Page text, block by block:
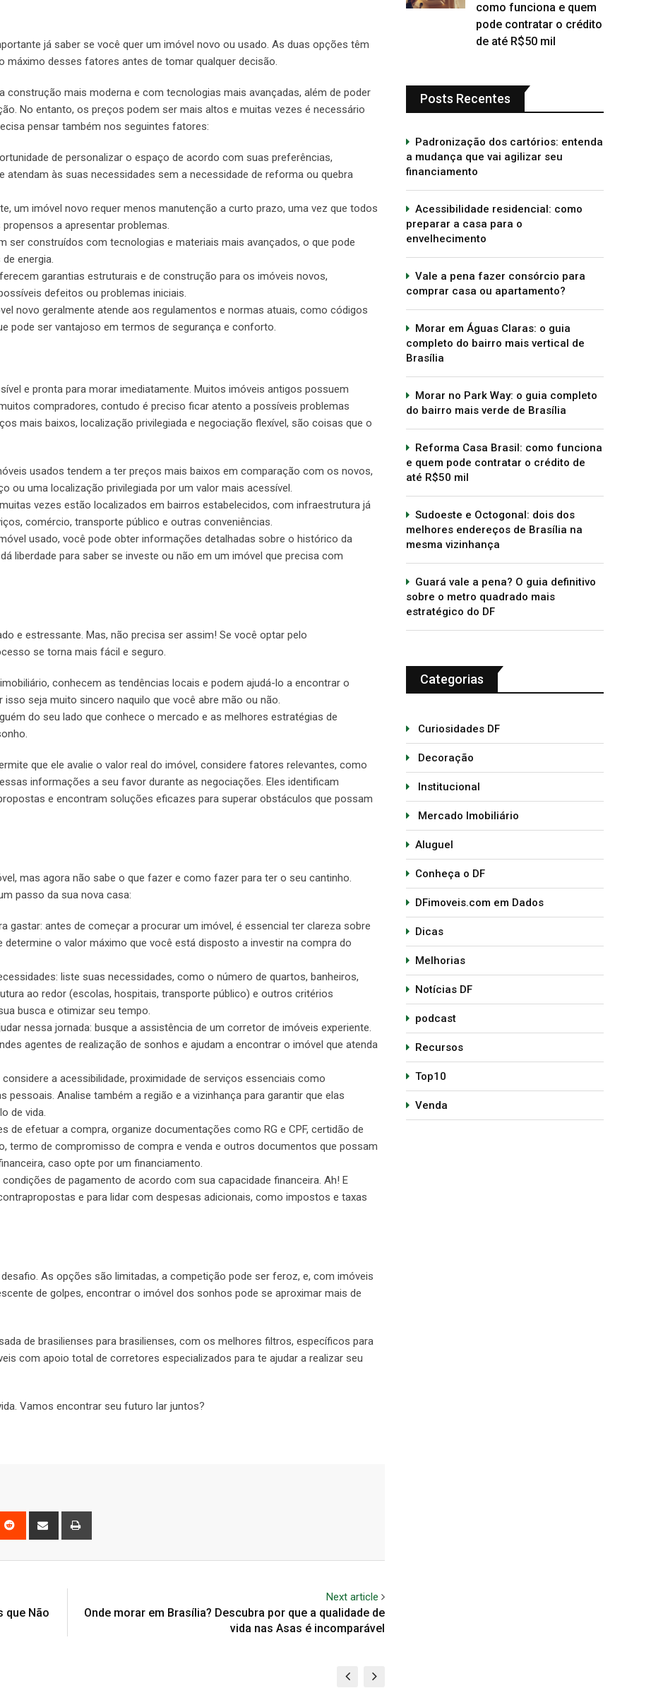
já saber se você quer um imóvel novo ou usado. As duas opções têm
máximo desses fatores antes de tomar qualquer decisão.
construção mais moderna e com tecnologias mais avançadas, além de poder
No entanto, os preços podem ser mais altos e muitas vezes é necessário
pensar também nos seguintes fatores:
de personalizar o espaço de acordo com suas preferências,
às suas necessidades sem a necessidade de reforma ou quebra
um imóvel novo requer menos manutenção a curto prazo, uma vez que todos
a apresentar problemas.
ser construídos com tecnologias e materiais mais avançados, o que pode
energia.
garantias estruturais e de construção para os imóveis novos,
defeitos ou problemas iniciais.
novo geralmente atende aos regulamentos e normas atuais, como códigos
pode ser vantajoso em termos de segurança e conforto.
e pronta para morar imediatamente. Muitos imóveis antigos possuem
compradores, contudo é preciso ficar atento a possíveis problemas
mais baixos, localização privilegiada e negociação flexível, são coisas que o
usados tendem a ter preços mais baixos em comparação com os novos,
ou uma localização privilegiada por um valor mais acessível.
vezes estão localizados em bairros estabelecidos, com infraestrutura já
comércio, transporte público e outras conveniências.
usado, você pode obter informações detalhadas sobre o histórico da
liberdade para saber se investe ou não em um imóvel que precisa com
e estressante. Mas, não precisa ser assim! Se você optar pelo
se torna mais fácil e seguro.
conhecem as tendências locais e podem ajudá-lo a encontrar o
seja muito sincero naquilo que você abre mão ou não.
do seu lado que conhece o mercado e as melhores estratégias de
que ele avalie o valor real do imóvel, considere fatores relevantes, como
informações a seu favor durante as negociações. Eles identificam
e encontram soluções eficazes para superar obstáculos que possam
mas agora não sabe o que fazer e como fazer para ter o seu cantinho.
passo da sua nova casa:
gastar: antes de começar a procurar um imóvel, é essencial ter clareza sobre
o valor máximo que você está disposto a investir na compra do
liste suas necessidades, como o número de quartos, banheiros,
ao redor (escolas, hospitais, transporte público) e outros critérios
busca e otimizar seu tempo.
nessa jornada: busque a assistência de um corretor de imóveis experiente.
agentes de realização de sonhos e ajudam a encontrar o imóvel que atenda
a acessibilidade, proximidade de serviços essenciais como
pessoais. Analise também a região e a vizinhança para garantir que elas
de vida.
de efetuar a compra, organize documentações como RG e CPF, certidão de
termo de compromisso de compra e venda e outros documentos que possam
caso opte por um financiamento.
de pagamento de acordo com sua capacidade financeira. Ah! E
e para lidar com despesas adicionais, como impostos e taxas
As opções são limitadas, a competição pode ser feroz, e, com imóveis
de golpes, encontrar o imóvel dos sonhos pode se aproximar mais de
de brasilienses para brasilienses, com os melhores filtros, específicos para
com apoio total de corretores especializados para te ajudar a realizar seu
Vamos encontrar seu futuro lar juntos?
que Não
Next article
Onde morar em Brasília? Descubra por que a qualidade de
vida nas Asas é incomparável
como funciona e quem
pode contratar o crédito
de até R$50 mil
Posts Recentes
Padronização dos cartórios: entenda
a mudança que vai agilizar seu
financiamento
Acessibilidade residencial: como
preparar a casa para o
envelhecimento
Vale a pena fazer consórcio para
comprar casa ou apartamento?
Morar em Águas Claras: o guia
completo do bairro mais vertical de
Brasília
Morar no Park Way: o guia completo
do bairro mais verde de Brasília
Reforma Casa Brasil: como funciona
e quem pode contratar o crédito de
até R$50 mil
Sudoeste e Octogonal: dois dos
melhores endereços de Brasília na
mesma vizinhança
Guará vale a pena? O guia definitivo
sobre o metro quadrado mais
estratégico do DF
Categorias
Curiosidades DF
Decoração
Institucional
Mercado Imobiliário
Aluguel
Conheça o DF
DFimoveis.com em Dados
Dicas
Melhorias
Notícias DF
podcast
Recursos
Top10
Venda